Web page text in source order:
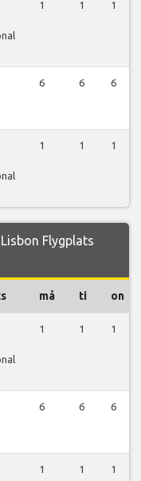
1 1 1
6 6 6
1 1 1
Flygplats
må ti on
1 1 1
6 6 6
1 1 1